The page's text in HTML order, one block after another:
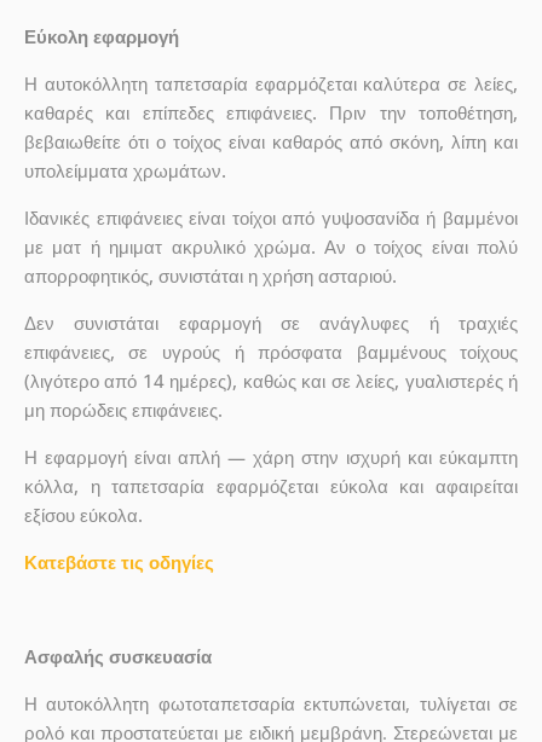
Εύκολη εφαρμογή
Η αυτοκόλλητη ταπετσαρία εφαρμόζεται καλύτερα σε λείες,
καθαρές και επίπεδες επιφάνειες. Πριν την τοποθέτηση,
βεβαιωθείτε ότι ο τοίχος είναι καθαρός από σκόνη, λίπη και
υπολείμματα χρωμάτων.
Ιδανικές επιφάνειες είναι τοίχοι από γυψοσανίδα ή βαμμένοι
με ματ ή ημιματ ακρυλικό χρώμα. Αν ο τοίχος είναι πολύ
απορροφητικός, συνιστάται η χρήση ασταριού.
Δεν συνιστάται εφαρμογή σε ανάγλυφες ή τραχιές
επιφάνειες, σε υγρούς ή πρόσφατα βαμμένους τοίχους
(λιγότερο από 14 ημέρες), καθώς και σε λείες, γυαλιστερές ή
μη πορώδεις επιφάνειες.
Η εφαρμογή είναι απλή — χάρη στην ισχυρή και εύκαμπτη
κόλλα, η ταπετσαρία εφαρμόζεται εύκολα και αφαιρείται
εξίσου εύκολα.
Κατεβάστε τις οδηγίες
Ασφαλής συσκευασία
Η αυτοκόλλητη φωτοταπετσαρία εκτυπώνεται, τυλίγεται σε
ρολό και προστατεύεται με ειδική μεμβράνη. Στερεώνεται με